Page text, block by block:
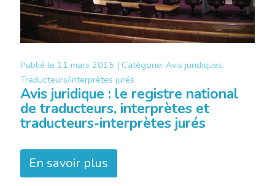
Publié le 11 mars 2015 | Catégorie: Avis juridiques,
Traducteurs/interprètes jurés
Avis juridique : le registre national
de traducteurs, interprètes et
traducteurs-interprètes jurés
En savoir plus